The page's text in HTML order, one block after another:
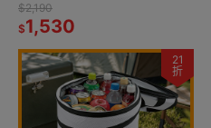
$2,190
$1,530
21
折